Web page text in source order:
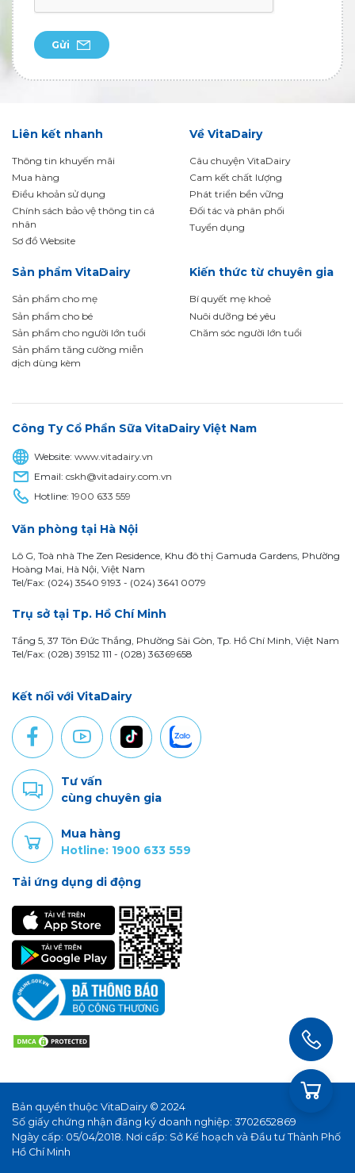
Gửi
Liên kết nhanh
Thông tin khuyến mãi
Mua hàng
Điều khoản sử dụng
Chính sách bảo vệ thông tin cá
nhân
Sơ đồ Website
Về VitaDairy
Câu chuyện VitaDairy
Cam kết chất lượng
Phát triển bền vững
Đối tác và phân phối
Tuyển dụng
Sản phẩm VitaDairy
Sản phẩm cho mẹ
Sản phẩm cho bé
Sản phẩm cho người lớn tuổi
Sản phẩm tăng cường miễn
dịch dùng kèm
Kiến thức từ chuyên gia
Bí quyết mẹ khoẻ
Nuôi dưỡng bé yêu
Chăm sóc người lớn tuổi
Công Ty Cổ Phần Sữa VitaDairy Việt Nam
Website:www.vitadairy.vn
Email:cskh@vitadairy.com.vn
Hotline:1900 633 559
Văn phòng tại Hà Nội
Lô G, Toà nhà The Zen Residence, Khu đô thị Gamuda Gardens, Phường
Hoàng Mai, Hà Nội, Việt Nam
Tel/Fax: (024) 3540 9193 - (024) 3641 0079
Trụ sở tại Tp. Hồ Chí Minh
Tầng 5, 37 Tôn Đức Thắng, Phường Sài Gòn, Tp. Hồ Chí Minh, Việt Nam
Tel/Fax: (028) 39152 111 - (028) 36369658
Kết nối với VitaDairy
Tư vấn
cùng chuyên gia
Mua hàng
Hotline: 1900 633 559
Tải ứng dụng di động
Bản quyền thuộc VitaDairy © 2024
Số giấy chứng nhận đăng ký doanh nghiệp: 3702652869
Ngày cấp: 05/04/2018. Nơi cấp: Sở Kế hoạch và Đầu tư Thành Phố
Hồ Chí Minh